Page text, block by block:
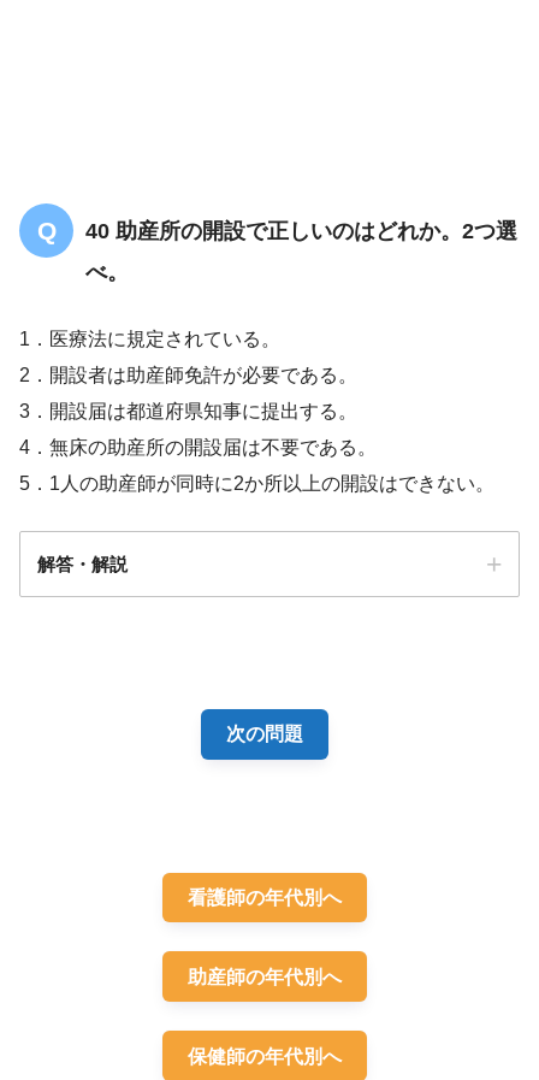
40 助産所の開設で正しいのはどれか。2つ選
べ。
1．医療法に規定されている。
2．開設者は助産師免許が必要である。
3．開設届は都道府県知事に提出する。
4．無床の助産所の開設届は不要である。
5．1人の助産師が同時に2か所以上の開設はできない。
解答・解説
次の問題
看護師の年代別へ
助産師の年代別へ
保健師の年代別へ